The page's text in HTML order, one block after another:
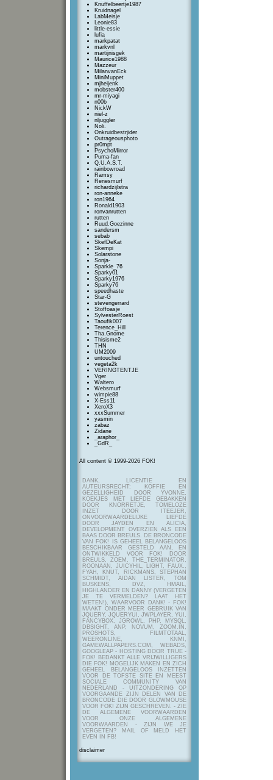
Knuffelbeertje1987
Kruidnagel
LabMeisje
Leonie83
little-essie
lufia
markpatat
markvnl
martijnisgek
Maurice1988
Mazzeur
MilanvanEck
MiniMuppet
mjheijenk
mobster400
mr-miyagi
n00b
NickW
niel-z
nljuggler
Noli.
Onkruidbestrjider
Outrageousphoto
pr0mpt
PsychoMirror
Puma-fan
Q.U.A.S.T.
rainbowroad
Ramsy
Renesmurf
richardzijlstra
ron-anneke
ron1964
Ronald1903
ronvanrutten
rutten
Ruud.Goezinne
sandersm
sebab
SkefDeKat
Skempi
Solarstone
Sonja-
Sparkle_76
Sparky01
Sparky1976
Sparky76
speedhaste
Star-G
stevengerrard
Stoffoasje
SylvesterRoest
Taoufik007
Terence_Hill
Tha.Gnome
Thisisme2
THN
UM2009
untouched
vegeta2k
VERINGTENTJE
Vger
Waltero
Websmurf
wimpie88
X-Ess11
XeroX3
xxxSummer
yasmin
zabaz
Zidane
_araphor_
_GdR_
All content © 1999-2026 FOK!
DANK, LICENTIE EN
AUTEURSRECHT: KOFFIE EN
GEZELLIGHEID DOOR YVONNE,
KOEKJES MET LIEFDE GEBAKKEN
DOOR KNORRETJE, TOMELOZE
INZET DOOR ITEEJER,
ONVOORWAARDELIJKE LIEFDE
DOOR JAYDEN EN ALICIA,
DEVELOPMENT OVERZIEN ALS EEN
BAAS DOOR BREULS. DE BRONCODE
VAN FOK! IS GEHEEL BELANGELOOS
BESCHIKBAAR GESTELD AAN, EN
ONTWIKKELD VOOR FOK! DOOR
BREULS, ZOEM, THE_TERMINATOR,
ROONAAN, JUICYHIL, LIGHT, FAUX.,
FYAH, KNUT, RICKMANS, STEPHAN
SCHMIDT, AIDAN LISTER, TOM
BUSKENS, DVZ, HMAIL,
HIGHLANDER EN DANNY (VERGETEN
JE TE VERMELDEN? LAAT HET
WETEN!), WAARVOOR DANK! - FOK!
MAAKT ONDER MEER GEBRUIK VAN
JQUERY, JQUERYUI, JWPLAYER, YUI,
FANCYBOX, JGROWL, PHP, MYSQL,
DBSIGHT, ANP, NOVUM, ZOOM.IN,
PROSHOTS, FILMTOTAAL,
WEERONLINE, KNMI,
GAMEWALLPAPERS.COM, WEBADS,
GOOGLEAP - HOSTING DOOR TRUE -
FOK! BEDANKT ALLE VRIJWILLIGERS
DIE FOK! MOGELIJK MAKEN EN ZICH
GEHEEL BELANGELOOS INZETTEN
VOOR DE TOFSTE SITE EN MEEST
SOCIALE COMMUNITY VAN
NEDERLAND - UITZONDERING OP
VOORGAANDE ZIJN DELEN VAN DE
BRONCODE DIE DOOR GLOWMOUSE
VOOR FOK! ZIJN GESCHREVEN. - ZIE
DE ALGEMENE VOORWAARDEN
VOOR ONZE ALGEMENE
VOORWAARDEN - ZIJN WE JE
VERGETEN? MAIL OF MELD HET
EVEN IN FB!
disclaimer